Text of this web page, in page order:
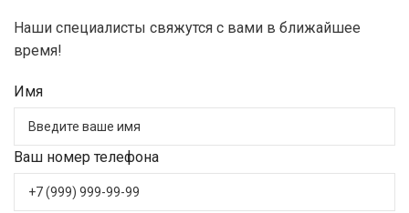
Наши специалисты свяжутся с вами в ближайшее
время!
Имя
Ваш номер телефона